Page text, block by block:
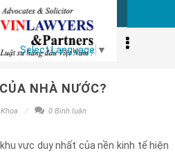
Select Language ▼
VIẾT
NHÀ NƯỚC?
0 Bình luận
vực duy nhất của nền kinh tế hiện